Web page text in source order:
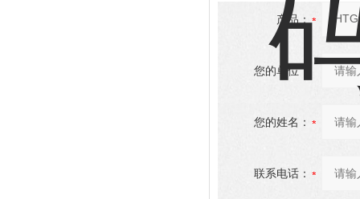
产品：
您的单位：
您的姓名：
联系电话：